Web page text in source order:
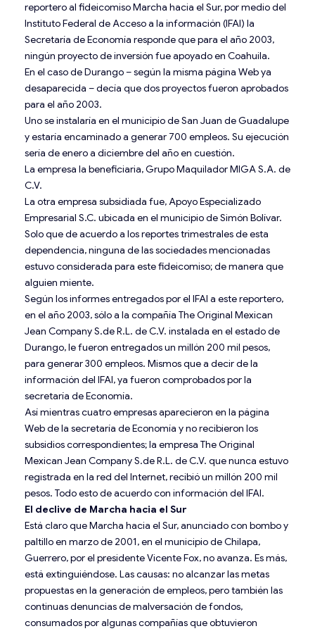
reportero al fideicomiso Marcha hacia el Sur, por medio del
Instituto Federal de Acceso a la información (IFAI) la
Secretaría de Economía responde que para el año 2003,
ningún proyecto de inversión fue apoyado en Coahuila.
En el caso de Durango – según la misma página Web ya
desaparecida – decía que dos proyectos fueron aprobados
para el año 2003.
Uno se instalaría en el municipio de San Juan de Guadalupe
y estaría encaminado a generar 700 empleos. Su ejecución
sería de enero a diciembre del año en cuestión.
La empresa la beneficiaria, Grupo Maquilador MIGA S.A. de
C.V.
La otra empresa subsidiada fue, Apoyo Especializado
Empresarial S.C. ubicada en el municipio de Simón Bolívar.
Solo que de acuerdo a los reportes trimestrales de esta
dependencia, ninguna de las sociedades mencionadas
estuvo considerada para este fideicomiso; de manera que
alguien miente.
Según los informes entregados por el IFAI a este reportero,
en el año 2003, sólo a la compañía The Original Mexican
Jean Company S.de R.L. de C.V. instalada en el estado de
Durango, le fueron entregados un millón 200 mil pesos,
para generar 300 empleos. Mismos que a decir de la
información del IFAI, ya fueron comprobados por la
secretaría de Economía.
Así mientras cuatro empresas aparecieron en la página
Web de la secretaría de Economía y no recibieron los
subsidios correspondientes; la empresa The Original
Mexican Jean Company S.de R.L. de C.V. que nunca estuvo
registrada en la red del Internet, recibió un millón 200 mil
pesos. Todo esto de acuerdo con información del IFAI.
El declive de Marcha hacia el Sur
Está claro que Marcha hacia el Sur, anunciado con bombo y
paltillo en marzo de 2001, en el municipio de Chilapa,
Guerrero, por el presidente Vicente Fox, no avanza. Es más,
está extinguiéndose. Las causas: no alcanzar las metas
propuestas en la generación de empleos, pero también las
continuas denuncias de malversación de fondos,
consumados por algunas compañías que obtuvieron